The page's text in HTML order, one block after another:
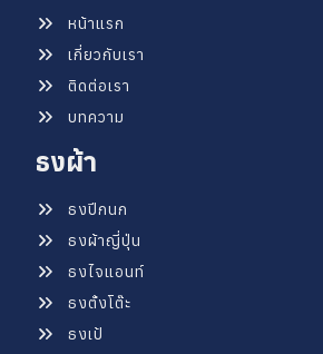
หน้าแรก
เกี่ยวกับเรา
ติดต่อเรา
บทความ
ธงผ้า
ธงปีกนก
ธงผ้าญี่ปุ่น
ธงไจแอนท์
ธงตั้งโต๊ะ
ธงเป้